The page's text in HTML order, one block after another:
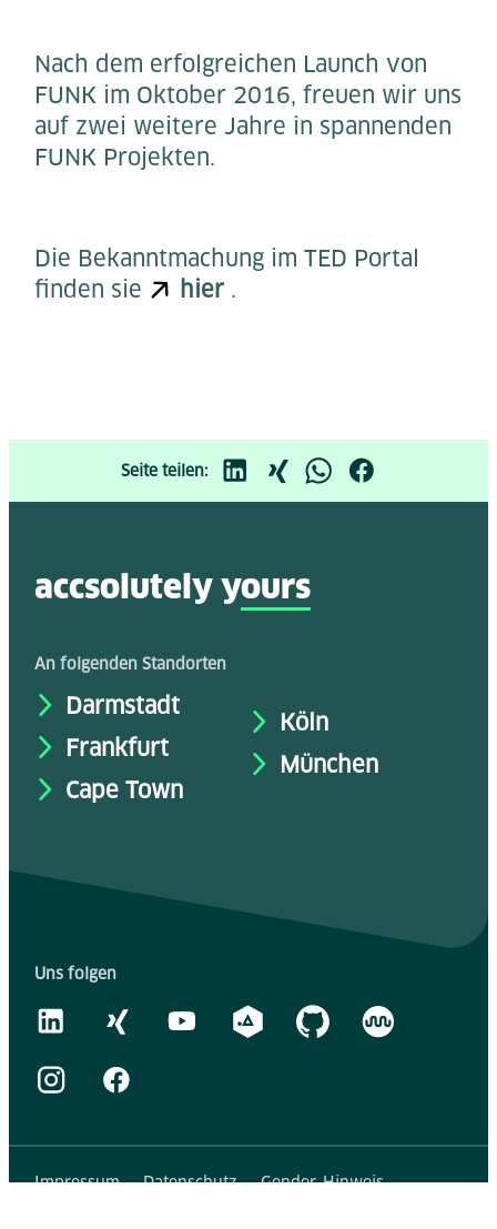
Nach dem erfolgreichen Launch von
FUNK im Oktober 2016, freuen wir uns
auf zwei weitere Jahre in spannenden
FUNK Projekten.
Die Bekanntmachung im TED Portal
finden sie
hier .
Seite teilen:
accsolutely yours
An folgenden Standorten
Darmstadt
Frankfurt
Cape Town
Köln
München
Uns folgen
Impressum Datenschutz
Gender-Hinweis